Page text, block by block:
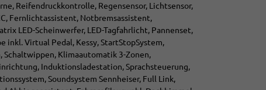
Reifendruckkontrolle, Regensensor, Lichtsensor,
Fernlichtassistent, Notbremsassistent,
LED-Scheinwerfer, LED-Tagfahrlicht, Pannenset,
inkl. Virtual Pedal, Kessy, StartStopSystem,
Klimaautomatik 3-Zonen,
Induktionsladestation, Sprachsteuerung,
Soundsystem Sennheiser, Full Link,